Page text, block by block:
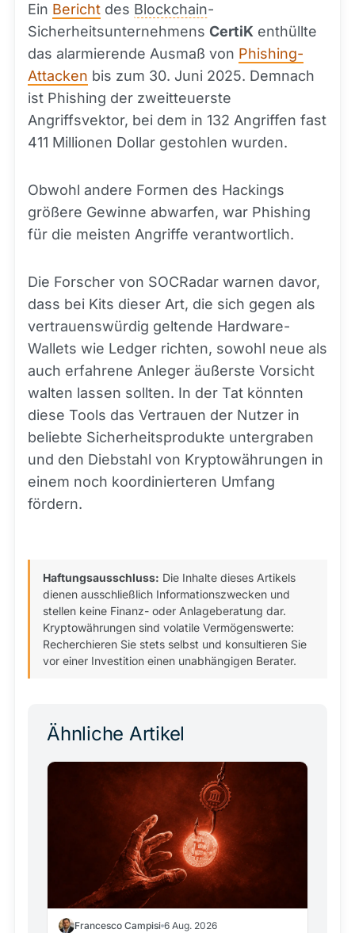
Ein Bericht des Blockchain-
Sicherheitsunternehmens CertiK enthüllte
das alarmierende Ausmaß von Phishing-
Attacken bis zum 30. Juni 2025. Demnach
ist Phishing der zweitteuerste
Angriffsvektor, bei dem in 132 Angriffen fast
411 Millionen Dollar gestohlen wurden.
Obwohl andere Formen des Hackings
größere Gewinne abwarfen, war Phishing
für die meisten Angriffe verantwortlich.
Die Forscher von SOCRadar warnen davor,
dass bei Kits dieser Art, die sich gegen als
vertrauenswürdig geltende Hardware-
Wallets wie Ledger richten, sowohl neue als
auch erfahrene Anleger äußerste Vorsicht
walten lassen sollten. In der Tat könnten
diese Tools das Vertrauen der Nutzer in
beliebte Sicherheitsprodukte untergraben
und den Diebstahl von Kryptowährungen in
einem noch koordinierteren Umfang
fördern.
Haftungsausschluss: Die Inhalte dieses Artikels
dienen ausschließlich Informationszwecken und
stellen keine Finanz- oder Anlageberatung dar.
Kryptowährungen sind volatile Vermögenswerte:
Recherchieren Sie stets selbst und konsultieren Sie
vor einer Investition einen unabhängigen Berater.
Ähnliche Artikel
Francesco Campisi 6 Aug. 2026